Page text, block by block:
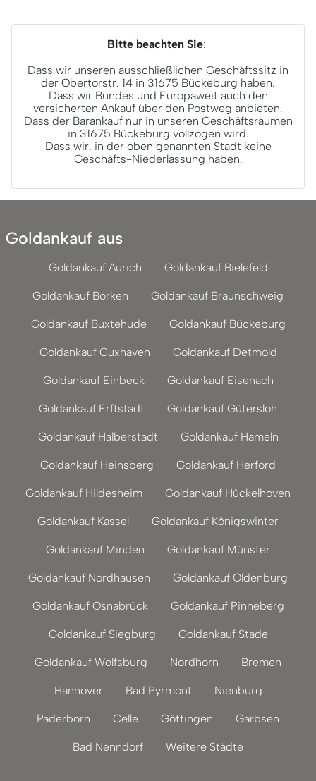
Bitte beachten Sie:
Dass wir unseren ausschließlichen Geschäftssitz in
der Obertorstr. 14 in 31675 Bückeburg haben.
Dass wir Bundes und Europaweit auch den
versicherten Ankauf über den Postweg anbieten.
Dass der Barankauf nur in unseren Geschäftsräumen
in 31675 Bückeburg vollzogen wird.
Dass wir, in der oben genannten Stadt keine
Geschäfts-Niederlassung haben.
Goldankauf aus
Goldankauf Aurich Goldankauf Bielefeld
Goldankauf Borken Goldankauf Braunschweig
Goldankauf Buxtehude Goldankauf Bückeburg
Goldankauf Cuxhaven Goldankauf Detmold
Goldankauf Einbeck Goldankauf Eisenach
Goldankauf Erftstadt Goldankauf Gütersloh
Goldankauf Halberstadt Goldankauf Hameln
Goldankauf Heinsberg Goldankauf Herford
Goldankauf Hildesheim Goldankauf Hückelhoven
Goldankauf Kassel Goldankauf Königswinter
Goldankauf Minden Goldankauf Münster
Goldankauf Nordhausen Goldankauf Oldenburg
Goldankauf Osnabrück Goldankauf Pinneberg
Goldankauf Siegburg Goldankauf Stade
Goldankauf Wolfsburg Nordhorn Bremen
Hannover Bad Pyrmont Nienburg
Paderborn Celle Göttingen Garbsen
Bad Nenndorf Weitere Städte